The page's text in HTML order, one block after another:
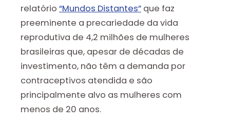
relatório “Mundos Distantes” que faz
preeminente a precariedade da vida
reprodutiva de 4,2 milhões de mulheres
brasileiras que, apesar de décadas de
investimento, não têm a demanda por
contraceptivos atendida e são
principalmente alvo as mulheres com
menos de 20 anos.